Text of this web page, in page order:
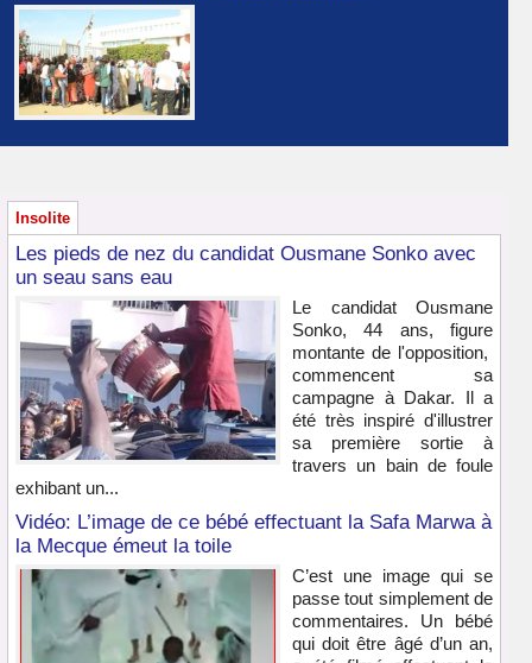
Insolite
Les pieds de nez du candidat Ousmane Sonko avec
un seau sans eau
Le candidat Ousmane
Sonko, 44 ans, figure
montante de l'opposition,
commencent sa
campagne à Dakar. Il a
été très inspiré d'illustrer
sa première sortie à
travers un bain de foule
exhibant un...
Vidéo: L’image de ce bébé effectuant la Safa Marwa à
la Mecque émeut la toile
C’est une image qui se
passe tout simplement de
commentaires. Un bébé
qui doit être âgé d’un an,